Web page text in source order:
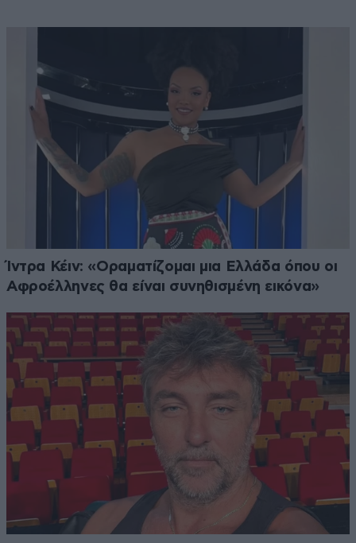
Ίντρα Κέιν: «Οραματίζομαι μια Ελλάδα όπου οι
Αφροέλληνες θα είναι συνηθισμένη εικόνα»